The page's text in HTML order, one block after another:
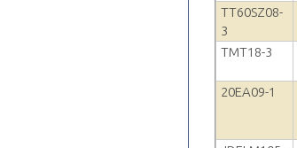
TT60SZ08-
3
TMT18-3
20EA09-1